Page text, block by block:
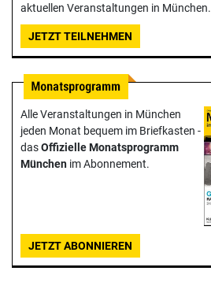
aktuellen Veranstaltungen in München.
JETZT TEILNEHMEN
Alle Veranstaltungen in München
jeden Monat bequem im Briefkasten -
dasOffizielle Monats­programm
München im Abonnement.
JETZT ABONNIEREN